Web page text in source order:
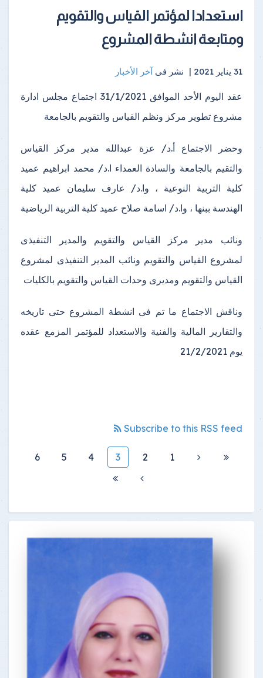
استعدادا لمؤتمر القياس والتقويم
ومتابعة انشطة المشروع
31 يناير 2021 | نشر فى آخر الأخبار
عقد اليوم الأحد الموافق 31/1/2021 اجتماع مجلس ادارة
مشروع تطوير مركز ونظم القياس والتقويم بالجامعة
وحضر الاجتماع أ.د/ عزة عبدالله مدير مركز القياس
والتقيم بالجامعة والسادة العمداء ا.د/ محمد ابراهيم عميد
كلية التربية النوعية ، وا.د/ عارف سليمان عميد كلية
الهندسة ببنها ، وا.د/ اسامة صلاح عميد كلية التربية الرياضية
ونائب مدير مركز القياس والتقويم والمدير التنفيذى
لمشروع القياس والتقويم ونائب المدير التنفيذى لمشروع
القياس والتقويم ومديرى وحدات القياس والتقويم بالكليات
وناقش الاجتماع ما تم فى انشطة المشروع حتى تاريخه
والتقارير المالية والفنية والاستعداد للمؤتمر المزمع عقده
يوم 21/2/2021
Subscribe to this RSS feed
1
2
3
4
5
6